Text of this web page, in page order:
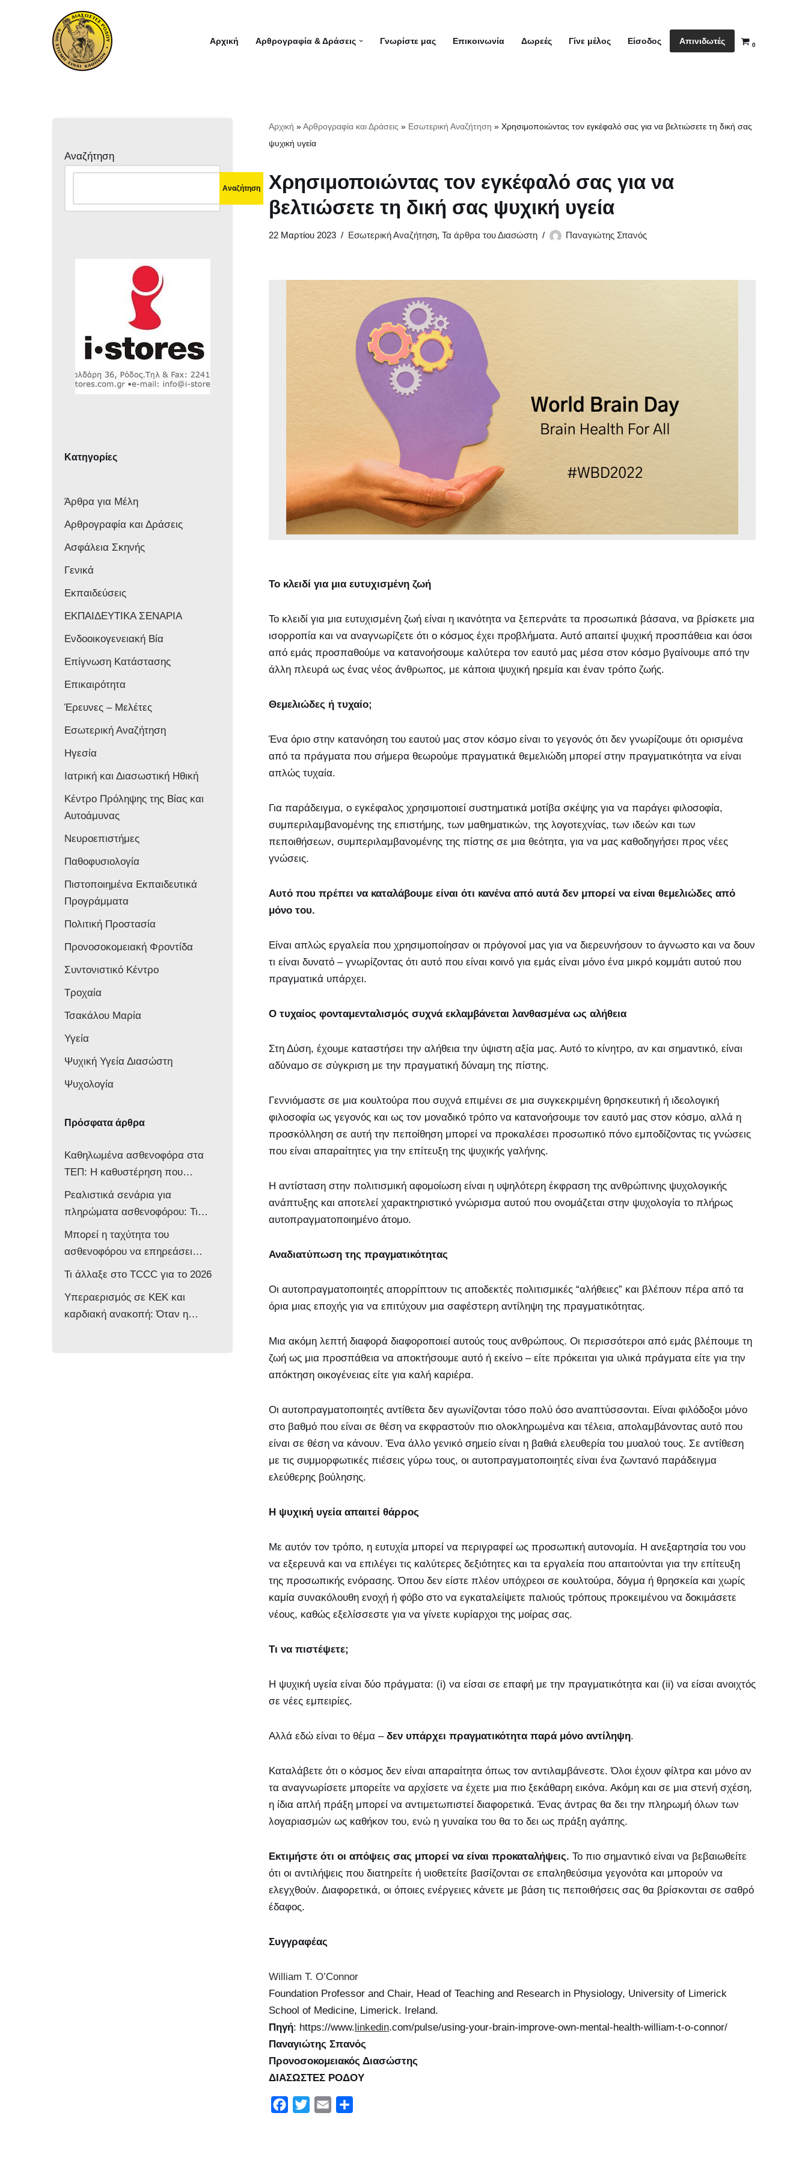
Μεταπηδήστε
περιεχόμενο
Αρχική Αρθρογραφία & Δράσεις Γνωρίστε μας Επικοινωνία Δωρεές Γίνε μέλος Είσοδος Απινιδωτές 0
Αναζήτηση
Αναζήτηση
Κατηγορίες
Άρθρα για Μέλη
Αρθρογραφία και Δράσεις
Ασφάλεια Σκηνής
Γενικά
Εκπαιδεύσεις
ΕΚΠΑΙΔΕΥΤΙΚΑ ΣΕΝΑΡΙΑ
Ενδοοικογενειακή Βία
Επίγνωση Κατάστασης
Επικαιρότητα
Έρευνες – Μελέτες
Εσωτερική Αναζήτηση
Ηγεσία
Ιατρική και Διασωστική Ηθική
Κέντρο Πρόληψης της Βίας και
Αυτοάμυνας
Νευροεπιστήμες
Παθοφυσιολογία
Πιστοποιημένα Εκπαιδευτικά
Προγράμματα
Πολιτική Προστασία
Προνοσοκομειακή Φροντίδα
Συντονιστικό Κέντρο
Τροχαία
Τσακάλου Μαρία
Υγεία
Ψυχική Υγεία Διασώστη
Ψυχολογία
Πρόσφατα άρθρα
Καθηλωμένα ασθενοφόρα στα
ΤΕΠ: Η καθυστέρηση που
αποδυναμώνει ολόκληρο το
σύστημα
Ρεαλιστικά σενάρια για
πληρώματα ασθενοφόρου: Τι
δείχνει νέα μελέτη
Μπορεί η ταχύτητα του
ασθενοφόρου να επηρεάσει
νευρολογικά ένα βρέφος;
Τι άλλαξε στο TCCC για το 2026
Υπεραερισμός σε ΚΕΚ και
καρδιακή ανακοπή: Όταν η
Αρχική »Αρθρογραφία και Δράσεις » Εσωτερική Αναζήτηση » Χρησιμοποιώντας τον εγκέφαλό σας για να βελτιώσετε τη δική σας
ψυχική υγεία
Χρησιμοποιώντας τον εγκέφαλό σας για να
βελτιώσετε τη δική σας ψυχική υγεία
22 Μαρτίου 2023 Εσωτερική Αναζήτηση, Τα άρθρα του Διασώστη Παναγιώτης Σπανός
Το κλειδί για μια ευτυχισμένη ζωή
Το κλειδί για μια ευτυχισμένη ζωή είναι η ικανότητα να ξεπερνάτε τα προσωπικά βάσανα, να βρίσκετε μια
ισορροπία και να αναγνωρίζετε ότι ο κόσμος έχει προβλήματα. Αυτό απαιτεί ψυχική προσπάθεια και όσοι
από εμάς προσπαθούμε να κατανοήσουμε καλύτερα τον εαυτό μας μέσα στον κόσμο βγαίνουμε από την
άλλη πλευρά ως ένας νέος άνθρωπος, με κάποια ψυχική ηρεμία και έναν τρόπο ζωής.
Θεμελιώδες ή τυχαίο;
Ένα όριο στην κατανόηση του εαυτού μας στον κόσμο είναι το γεγονός ότι δεν γνωρίζουμε ότι ορισμένα
από τα πράγματα που σήμερα θεωρούμε πραγματικά θεμελιώδη μπορεί στην πραγματικότητα να είναι
απλώς τυχαία.
Για παράδειγμα, ο εγκέφαλος χρησιμοποιεί συστηματικά μοτίβα σκέψης για να παράγει φιλοσοφία,
συμπεριλαμβανομένης της επιστήμης, των μαθηματικών, της λογοτεχνίας, των ιδεών και των
πεποιθήσεων, συμπεριλαμβανομένης της πίστης σε μια θεότητα, για να μας καθοδηγήσει προς νέες
γνώσεις.
Αυτό που πρέπει να καταλάβουμε είναι ότι κανένα από αυτά δεν μπορεί να είναι θεμελιώδες από
μόνο του.
Είναι απλώς εργαλεία που χρησιμοποίησαν οι πρόγονοί μας για να διερευνήσουν το άγνωστο και να δουν
τι είναι δυνατό – γνωρίζοντας ότι αυτό που είναι κοινό για εμάς είναι μόνο ένα μικρό κομμάτι αυτού που
πραγματικά υπάρχει.
Ο τυχαίος φονταμενταλισμός συχνά εκλαμβάνεται λανθασμένα ως αλήθεια
Στη Δύση, έχουμε καταστήσει την αλήθεια την ύψιστη αξία μας. Αυτό το κίνητρο, αν και σημαντικό, είναι
αδύναμο σε σύγκριση με την πραγματική δύναμη της πίστης.
Γεννιόμαστε σε μια κουλτούρα που συχνά επιμένει σε μια συγκεκριμένη θρησκευτική ή ιδεολογική
φιλοσοφία ως γεγονός και ως τον μοναδικό τρόπο να κατανοήσουμε τον εαυτό μας στον κόσμο, αλλά η
προσκόλληση σε αυτή την πεποίθηση μπορεί να προκαλέσει προσωπικό πόνο εμποδίζοντας τις γνώσεις
που είναι απαραίτητες για την επίτευξη της ψυχικής γαλήνης.
Η αντίσταση στην πολιτισμική αφομοίωση είναι η υψηλότερη έκφραση της ανθρώπινης ψυχολογικής
ανάπτυξης και αποτελεί χαρακτηριστικό γνώρισμα αυτού που ονομάζεται στην ψυχολογία το πλήρως
αυτοπραγματοποιημένο άτομο.
Αναδιατύπωση της πραγματικότητας
Οι αυτοπραγματοποιητές απορρίπτουν τις αποδεκτές πολιτισμικές “αλήθειες” και βλέπουν πέρα από τα
όρια μιας εποχής για να επιτύχουν μια σαφέστερη αντίληψη της πραγματικότητας.
Μια ακόμη λεπτή διαφορά διαφοροποιεί αυτούς τους ανθρώπους. Οι περισσότεροι από εμάς βλέπουμε τη
ζωή ως μια προσπάθεια να αποκτήσουμε αυτό ή εκείνο – είτε πρόκειται για υλικά πράγματα είτε για την
απόκτηση οικογένειας είτε για καλή καριέρα.
Οι αυτοπραγματοποιητές αντίθετα δεν αγωνίζονται τόσο πολύ όσο αναπτύσσονται. Είναι φιλόδοξοι μόνο
στο βαθμό που είναι σε θέση να εκφραστούν πιο ολοκληρωμένα και τέλεια, απολαμβάνοντας αυτό που
είναι σε θέση να κάνουν. Ένα άλλο γενικό σημείο είναι η βαθιά ελευθερία του μυαλού τους. Σε αντίθεση
με τις συμμορφωτικές πιέσεις γύρω τους, οι αυτοπραγματοποιητές είναι ένα ζωντανό παράδειγμα
ελεύθερης βούλησης.
Η ψυχική υγεία απαιτεί θάρρος
Με αυτόν τον τρόπο, η ευτυχία μπορεί να περιγραφεί ως προσωπική αυτονομία. Η ανεξαρτησία του νου
να εξερευνά και να επιλέγει τις καλύτερες δεξιότητες και τα εργαλεία που απαιτούνται για την επίτευξη
της προσωπικής ενόρασης. Όπου δεν είστε πλέον υπόχρεοι σε κουλτούρα, δόγμα ή θρησκεία και χωρίς
καμία συνακόλουθη ενοχή ή φόβο στο να εγκαταλείψετε παλιούς τρόπους προκειμένου να δοκιμάσετε
νέους, καθώς εξελίσσεστε για να γίνετε κυρίαρχοι της μοίρας σας.
Τι να πιστέψετε;
Η ψυχική υγεία είναι δύο πράγματα: (i) να είσαι σε επαφή με την πραγματικότητα και (ii) να είσαι ανοιχτός
σε νέες εμπειρίες.
Αλλά εδώ είναι το θέμα – δεν υπάρχει πραγματικότητα παρά μόνο αντίληψη.
Καταλάβετε ότι ο κόσμος δεν είναι απαραίτητα όπως τον αντιλαμβάνεστε. Όλοι έχουν φίλτρα και μόνο αν
τα αναγνωρίσετε μπορείτε να αρχίσετε να έχετε μια πιο ξεκάθαρη εικόνα. Ακόμη και σε μια στενή σχέση,
η ίδια απλή πράξη μπορεί να αντιμετωπιστεί διαφορετικά. Ένας άντρας θα δει την πληρωμή όλων των
λογαριασμών ως καθήκον του, ενώ η γυναίκα του θα το δει ως πράξη αγάπης.
Εκτιμήστε ότι οι απόψεις σας μπορεί να είναι προκαταλήψεις. Το πιο σημαντικό είναι να βεβαιωθείτε
ότι οι αντιλήψεις που διατηρείτε ή υιοθετείτε βασίζονται σε επαληθεύσιμα γεγονότα και μπορούν να
ελεγχθούν. Διαφορετικά, οι όποιες ενέργειες κάνετε με βάση τις πεποιθήσεις σας θα βρίσκονται σε σαθρό
έδαφος.
Συγγραφέας
William T. O’Connor
Foundation Professor and Chair, Head of Teaching and Research in Physiology, University of Limerick
School of Medicine, Limerick. Ireland.
Πηγή: https://www.linkedin.com/pulse/using-your-brain-improve-own-mental-health-william-t-o-connor/
Παναγιώτης Σπανός
Προνοσοκομειακός Διασώστης
ΔΙΑΣΩΣΤΕΣ ΡΟΔΟΥ